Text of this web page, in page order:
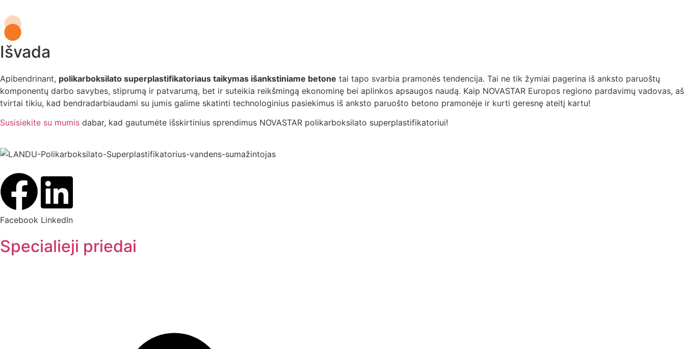
Išvada
Apibendrinant, polikarboksilato superplastifikatoriaus taikymas išankstiniame betone tai tapo svarbia pramonės tendencija. Tai ne tik žymiai pagerina iš anksto paruoštų
komponentų darbo savybes, stiprumą ir patvarumą, bet ir suteikia reikšmingą ekonominę bei aplinkos apsaugos naudą. Kaip NOVASTAR Europos regiono pardavimų vadovas, aš
tvirtai tikiu, kad bendradarbiaudami su jumis galime skatinti technologinius pasiekimus iš anksto paruošto betono pramonėje ir kurti geresnę ateitį kartu!
Susisiekite su mumis dabar, kad gautumėte išskirtinius sprendimus NOVASTAR polikarboksilato superplastifikatoriui!
Facebook LinkedIn
Specialieji priedai